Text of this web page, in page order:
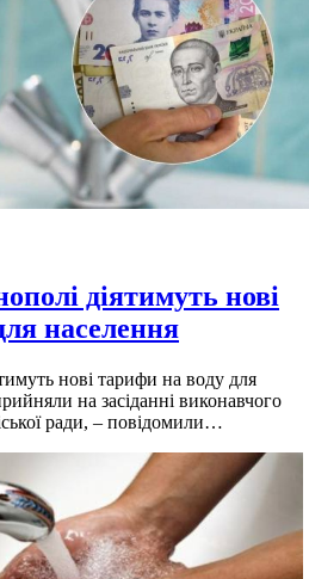
діятимуть нові
населення
нові тарифи на воду для
на засіданні виконавчого
ради, – повідомили…